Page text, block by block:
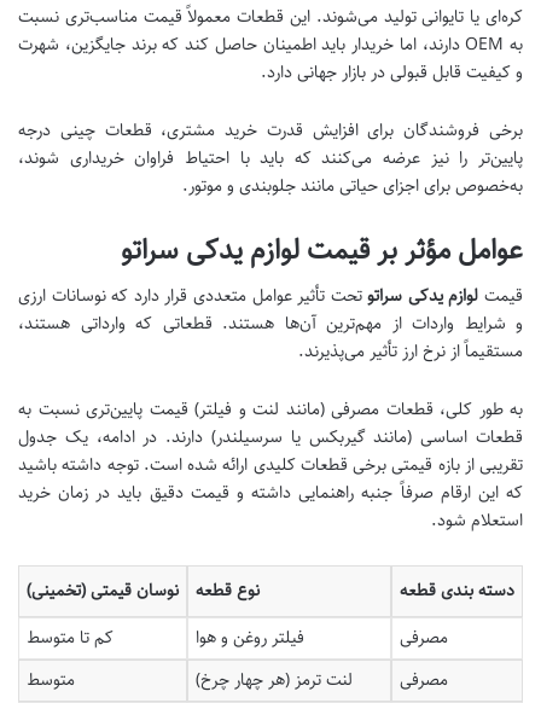
کره‌ای یا تایوانی تولید می‌شوند. این قطعات معمولاً قیمت مناسب‌تری نسبت
به OEM دارند، اما خریدار باید اطمینان حاصل کند که برند جایگزین، شهرت
و کیفیت قابل قبولی در بازار جهانی دارد.
برخی فروشندگان برای افزایش قدرت خرید مشتری، قطعات چینی درجه
پایین‌تر را نیز عرضه می‌کنند که باید با احتیاط فراوان خریداری شوند،
به‌خصوص برای اجزای حیاتی مانند جلوبندی و موتور.
عوامل مؤثر بر قیمت لوازم یدکی سراتو
قیمت لوازم یدکی سراتوتحت تأثیر عوامل متعددی قرار دارد که نوسانات ارزی
و شرایط واردات از مهم‌ترین آن‌ها هستند. قطعاتی که وارداتی هستند،
مستقیماً از نرخ ارز تأثیر می‌پذیرند.
به طور کلی، قطعات مصرفی (مانند لنت و فیلتر) قیمت پایین‌تری نسبت به
قطعات اساسی (مانند گیربکس یا سرسیلندر) دارند. در ادامه، یک جدول
تقریبی از بازه قیمتی برخی قطعات کلیدی ارائه شده است. توجه داشته باشید
که این ارقام صرفاً جنبه راهنمایی داشته و قیمت دقیق باید در زمان خرید
استعلام شود.
دسته بندی قطعه نوع قطعه
نوسان قیمتی (تخمینی)
مصرفی
فیلتر روغن و هوا
کم تا متوسط
مصرفی
لنت ترمز (هر چهار چرخ)
متوسط